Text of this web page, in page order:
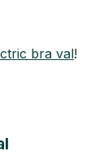
bra val!